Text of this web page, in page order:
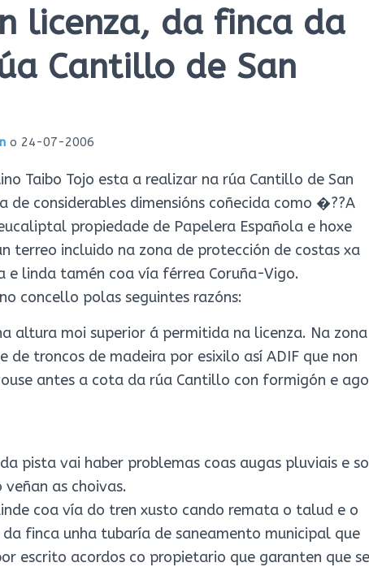
licenza, da finca da
Cantillo de San
o 24-07-2006
Taibo Tojo esta a realizar na rúa Cantillo de San
de considerables dimensións coñecida como �??A
propiedade de Papelera Española e hoxe
terreo incluido na zona de protección de costas xa
e linda tamén coa vía férrea Coruña-Vigo.
concello polas seguintes razóns:
altura moi superior á permitida na licenza. Na zona
troncos de madeira por esixilo así ADIF que non
antes a cota da rúa Cantillo con formigón e
pista vai haber problemas coas augas pluviais e
as choivas.
coa vía do tren xusto cando remata o talud e o
finca unha tubaría de saneamento municipal que
escrito acordos co propietario que garanten que se